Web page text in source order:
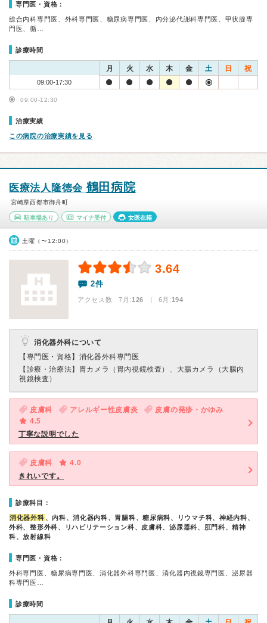
専門医・資格：
総合内科専門医、外科専門医、糖尿病専門医、内分泌代謝科専門医、甲状腺専
門医、循…
診療時間
月 火 水 木 金 土 日 祝
09:00-17:30
09:00-12:30
治療実績
この病院の治療実績を見る
医療法人隆徳会鶴田病院
宮崎県西都市御舟町
駐車場あり マイナ受付 女医在籍
土曜（〜12:00）
3.64
2件
アクセス数 7月:126 | 6月:194
消化器外科について
【専門医・資格】 消化器外科専門医
【診療・治療法】 胃カメラ（胃内視鏡検査）、大腸カメラ（大腸内
視鏡検査）
皮膚科 アレルギー性皮膚炎
皮膚の発疹・かゆみ
4.5
丁寧な説明でした
皮膚科
4.0
きれいです。
診療科目：
消化器外科 、内科、消化器内科、胃腸科、糖尿病科、リウマチ科、神経内科、
外科、整形外科、リハビリテーション科、皮膚科、泌尿器科、肛門科、精神
科、放射線科
専門医・資格：
外科専門医、糖尿病専門医、消化器外科専門医、消化器内視鏡専門医、泌尿器
科専門医…
診療時間